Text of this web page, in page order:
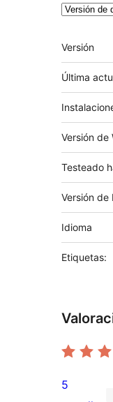
Meta
Versión
Última
Versión de
Testeado
Versión de
Idioma
Etiquetas:
5